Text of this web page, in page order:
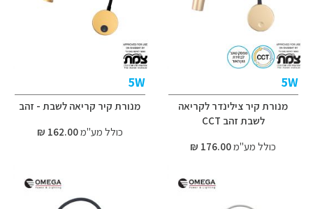
5W
מנורת קיר צילינדר לקריאה
לשבת זהב CCT
כולל מע"מ176.00 ₪
5W
מנורת קיר קריאה לשבת - זהב
כולל מע"מ162.00 ₪